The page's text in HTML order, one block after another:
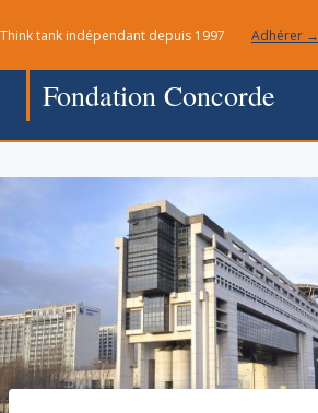
au
contenu
Think tank indépendant depuis 1997 Adhérer →
Fondation Concorde